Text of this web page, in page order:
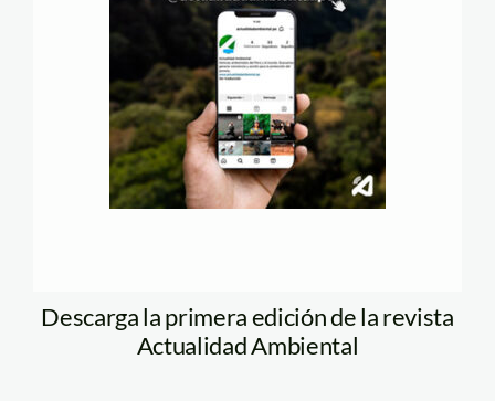
Descarga la primera edición de la revista
Actualidad Ambiental